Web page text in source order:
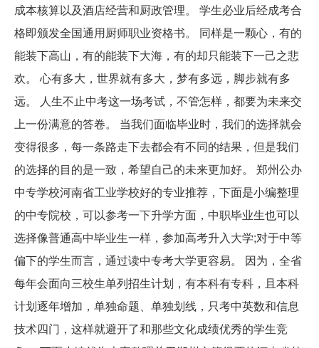
成本核算以及酒店经营和厨政管理。 学生必业后经成考合
格即颁发全国通用厨师职业资格书。 同样是一颗心，有的
能装下高山，有的能装下大海，有的却只能装下一己之悲
欢。 心有多大，世界就有多大，梦有多远，脚步就有多
远。 人生不止中考这一场考试，不管怎样，都要为未来交
上一份满意的答卷。 当我们面临毕业时，我们的选择就会
变得很多，每一条路走下去都会有不同的结果，但是我们
的选择的目的是一致，希望自己的未来更加好。 郑州公办
中专学校河南省工业学校好的专业推荐，下面是小编整理
的中专院校，可以参考一下升学方面，中职毕业生也可以
选择像普通高中毕业生一样，参加高考升入大学;对于中等
偏下的学生而言，通过读中专考大学更容易。 因为，全省
每年会面向三校生单列招生计划，有本科有专科，且本科
计划逐年增加，单独命题、单独划线，只考中英数和信息
技术四门，这样就避开了和那些文化成绩优秀的学生竞